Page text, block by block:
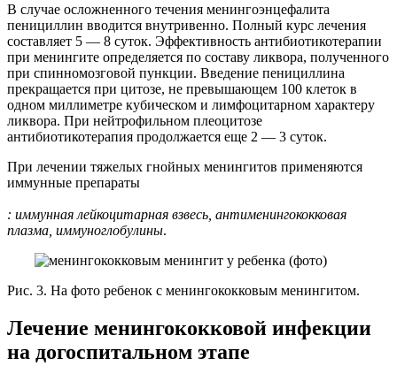
В случае осложненного течения менингоэнцефалита
пенициллин вводится внутривенно. Полный курс лечения
составляет 5 — 8 суток. Эффективность антибиотикотерапии
при менингите определяется по составу ликвора, полученного
при спинномозговой пункции. Введение пенициллина
прекращается при цитозе, не превышающем 100 клеток в
одном миллиметре кубическом и лимфоцитарном характеру
ликвора. При нейтрофильном плеоцитозе
антибиотикотерапия продолжается еще 2 — 3 суток.
При лечении тяжелых гнойных менингитов применяются
иммунные препараты
: иммунная лейкоцитарная взвесь, антименингококковая
плазма, иммуноглобулины.
Рис. 3. На фото ребенок с менингококковым менингитом.
Лечение менингококковой инфекции
на догоспитальном этапе